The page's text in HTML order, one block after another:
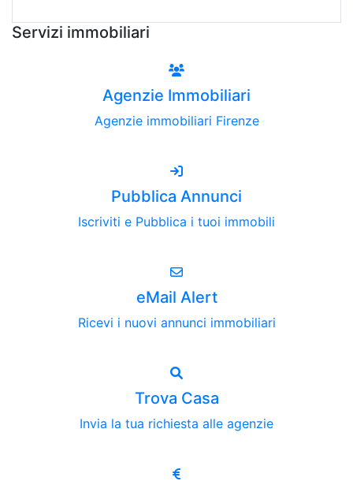
Servizi immobiliari
Agenzie Immobiliari
Agenzie immobiliari Firenze
Pubblica Annunci
Iscriviti e Pubblica i tuoi immobili
eMail Alert
Ricevi i nuovi annunci immobiliari
Trova Casa
Invia la tua richiesta alle agenzie